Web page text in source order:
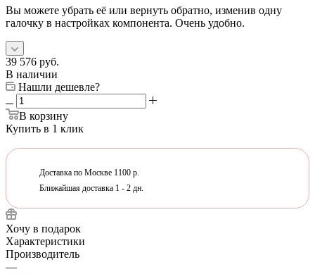
Вы можете убрать её или вернуть обратно, изменив одну
галочку в настройках компонента. Очень удобно.
39 576 руб.
В наличии
Нашли дешевле?
В корзину
Купить в 1 клик
Доставка по Москве 1100 р.
Ближайшая доставка 1 - 2 дн.
Хочу в подарок
Характеристики
Производитель
—